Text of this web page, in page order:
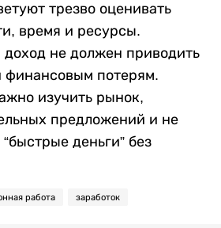
трезво оценивать
время и ресурсы.
не должен приводить
финансовым потерям.
изучить рынок,
предложений и не
деньги” без
работа заработок